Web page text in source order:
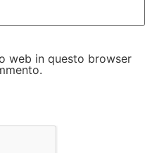
web in questo browser